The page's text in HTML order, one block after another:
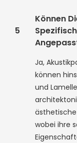
5
Können
Ja,
können
und
wobei ihre